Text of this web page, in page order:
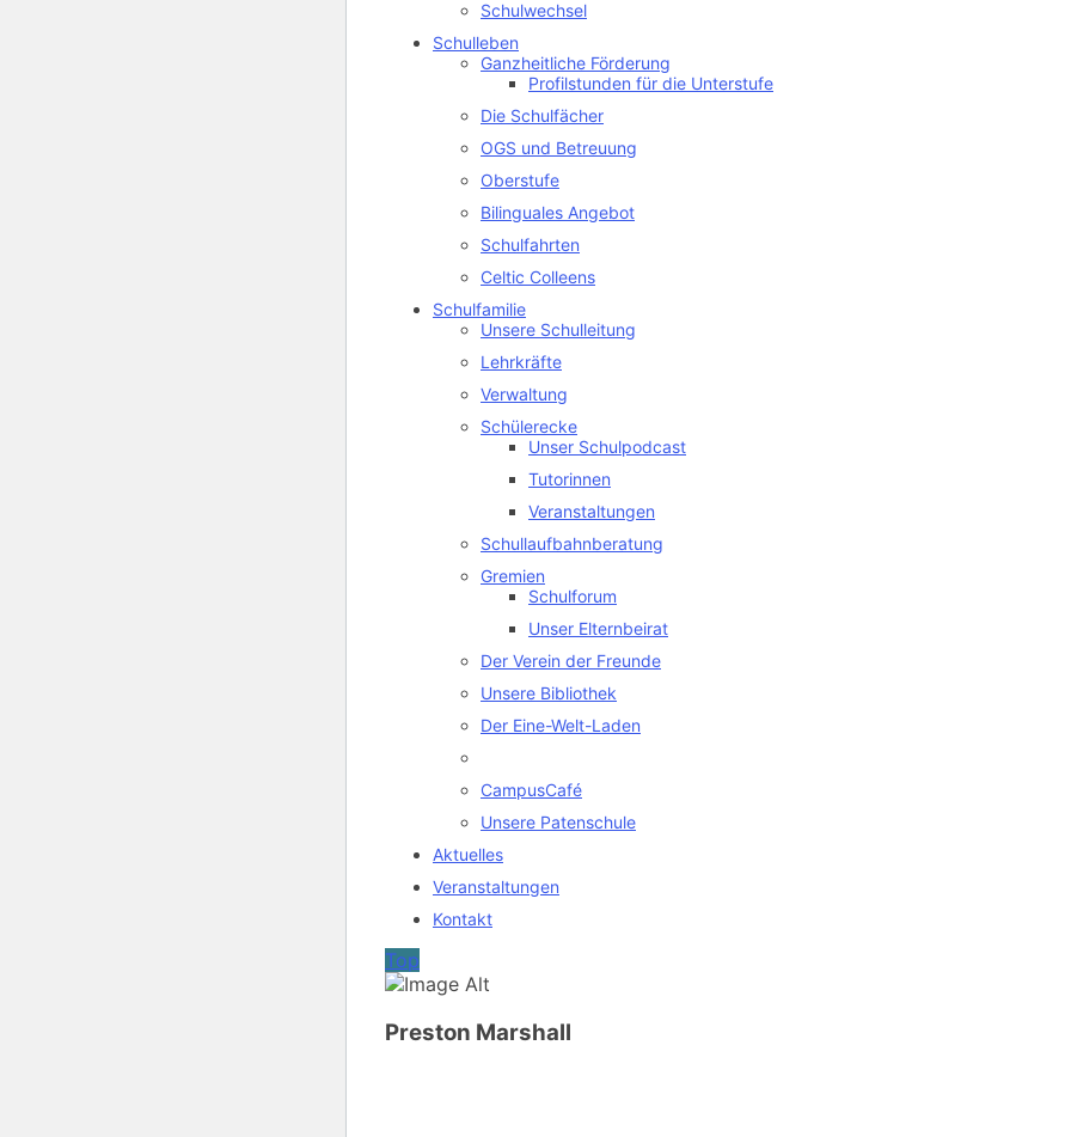
Schulwechsel
Schulleben
Ganzheitliche Förderung
Profilstunden für die Unterstufe
Die Schulfächer
OGS und Betreuung
Oberstufe
Bilinguales Angebot
Schulfahrten
Celtic Colleens
Schulfamilie
Unsere Schulleitung
Lehrkräfte
Verwaltung
Schülerecke
Unser Schulpodcast
Tutorinnen
Veranstaltungen
Schullaufbahnberatung
Gremien
Schulforum
Unser Elternbeirat
Der Verein der Freunde
Unsere Bibliothek
Der Eine-Welt-Laden
CampusCafé
Unsere Patenschule
Aktuelles
Veranstaltungen
Kontakt
Top
Preston Marshall